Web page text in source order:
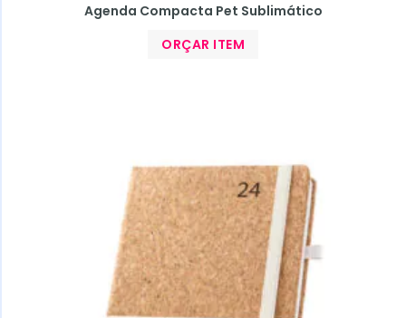
Agenda Compacta Pet Sublimático
ORÇAR ITEM